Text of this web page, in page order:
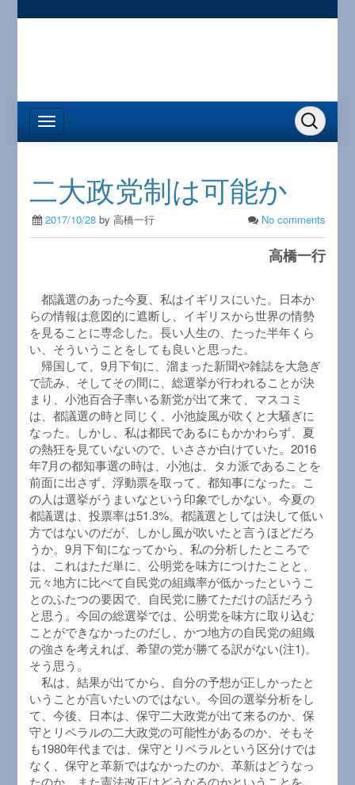
二大政党制は可能か
2017/10/28 by 高橋一行 No comments
高橋一行
都議選のあった今夏、私はイギリスにいた。日本か
らの情報は意図的に遮断し、イギリスから世界の情勢
を見ることに専念した。長い人生の、たった半年くら
い、そういうことをしても良いと思った。
帰国して、9月下旬に、溜まった新聞や雑誌を大急ぎ
で読み、そしてその間に、総選挙が行われることが決
まり、小池百合子率いる新党が出て来て、マスコミ
は、都議選の時と同じく、小池旋風が吹くと大騒ぎに
なった。しかし、私は都民であるにもかかわらず、夏
の熱狂を見ていないので、いささか白けていた。2016
年7月の都知事選の時は、小池は、タカ派であることを
前面に出さず、浮動票を取って、都知事になった。こ
の人は選挙がうまいなという印象でしかない。今夏の
都議選は、投票率は51.3%。都議選としては決して低い
方ではないのだが、しかし風が吹いたと言うほどだろ
うか。9月下旬になってから、私の分析したところで
は、これはただ単に、公明党を味方につけたことと、
元々地方に比べて自民党の組織率が低かったというこ
とのふたつの要因で、自民党に勝てただけの話だろう
と思う。今回の総選挙では、公明党を味方に取り込む
ことができなかったのだし、かつ地方の自民党の組織
の強さを考えれば、希望の党が勝てる訳がない(注1)。
そう思う。
私は、結果が出てから、自分の予想が正しかったと
いうことが言いたいのではない。今回の選挙分析をし
て、今後、日本は、保守二大政党が出て来るのか、保
守とリベラルの二大政党の可能性があるのか、そもそ
も1980年代までは、保守とリベラルという区分けでは
なく、保守と革新ではなかったのか、革新はどうなっ
たのか、また憲法改正はどうなるのかということを、